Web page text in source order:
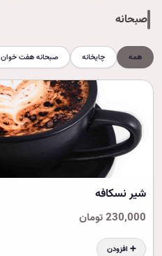
صبحانه
همه چایخانه صبحانه هفت خوان
شیر نسکافه
230,000 تومان
➕ افزودن